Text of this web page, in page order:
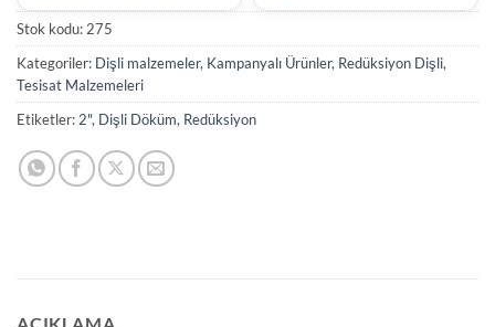
Stok kodu: 275
Kategoriler: Dişli malzemeler, Kampanyalı Ürünler, Redüksiyon Dişli,
Tesisat Malzemeleri
Etiketler: 2", Dişli Döküm, Redüksiyon